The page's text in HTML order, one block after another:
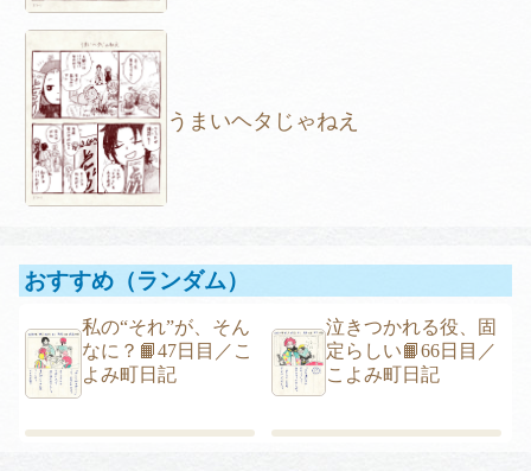
うまいヘタじゃねえ
おすすめ（ランダム）
私の“それ”が、そん
なに？ 📙47日目／こ
よみ町日記
泣きつかれる役、固
定らしい📙66日目／
こよみ町日記